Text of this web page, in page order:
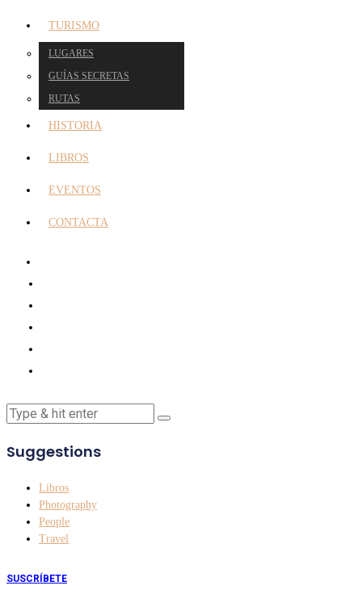
TURISMO
LUGARES
GUÍAS SECRETAS
RUTAS
HISTORIA
LIBROS
EVENTOS
CONTACTA
Suggestions
Libros
Photography
People
Travel
SUSCRÍBETE